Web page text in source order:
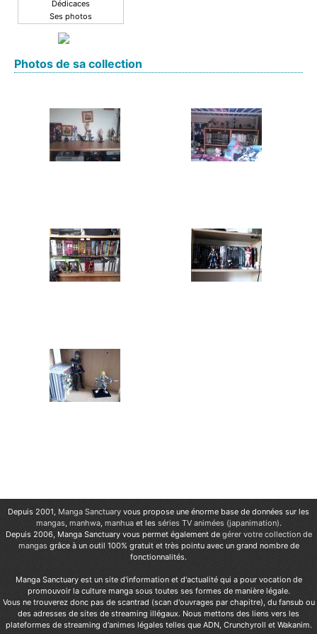
Dédicaces
Ses photos
Photos de sa collection
Depuis 2001, Manga Sanctuary vous propose une énorme base de données sur les
mangas, manhwa, manhuaet les séries TV animées (japanimation).
Depuis 2006, Manga Sanctuary vous permet également de gérer votre collection de
mangas grâce à un outil 100% gratuit et très pointu avec un grand nombre de
fonctionnalités.
Manga Sanctuary est un site d'information et d'actualité qui a pour vocation de
promouvoir la culture manga sous toutes ses formes de manière légale.
Vous ne trouverez donc pas de scantrad (scan d'ouvrages par chapitre), du fansub ou
des adresses de sites de streaming illégaux. Nous mettons des liens vers les
plateformes de streaming d'animes légales telles que ADN, Crunchyroll et Wakanim.